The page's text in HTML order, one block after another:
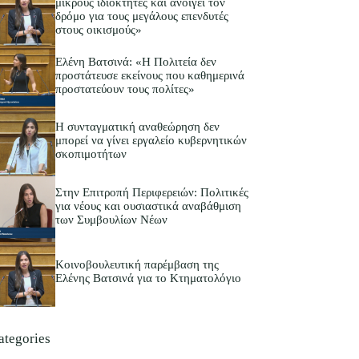
μικρούς ιδιοκτήτες και ανοίγει τον
δρόμο για τους μεγάλους επενδυτές
στους οικισμούς»
Ελένη Βατσινά: «Η Πολιτεία δεν
προστάτευσε εκείνους που καθημερινά
προστατεύουν τους πολίτες»
Η συνταγματική αναθεώρηση δεν
μπορεί να γίνει εργαλείο κυβερνητικών
σκοπιμοτήτων
Στην Επιτροπή Περιφερειών: Πολιτικές
για νέους και ουσιαστικά αναβάθμιση
των Συμβουλίων Νέων
Κοινοβουλευτική παρέμβαση της
Ελένης Βατσινά για το Κτηματολόγιο